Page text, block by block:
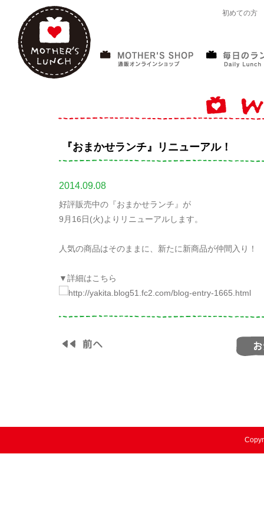
初めての方
『おまかせランチ』リニューアル！
2014.09.08
好評販売中の『おまかせランチ』が
9月16日(火)よりリニューアルします。
人気の商品はそのままに、新たに新商品が仲間入り！
▼詳細はこちら